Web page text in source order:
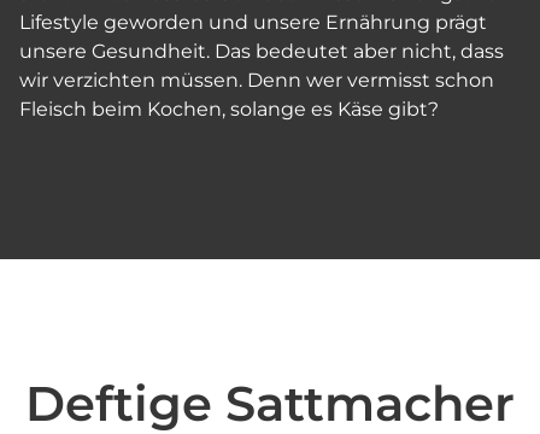
Lifestyle geworden und unsere Ernährung prägt
unsere Gesundheit. Das bedeutet aber nicht, dass
wir verzichten müssen. Denn wer vermisst schon
Fleisch beim Kochen, solange es Käse gibt?
Deftige Sattmacher